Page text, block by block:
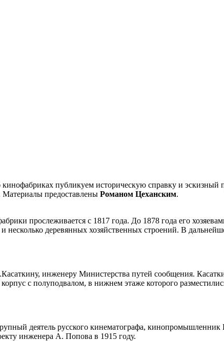
кинофабриках публикуем историческую справку и эскизный
предоставлены Романом Цеханским.
прослеживается с 1817 года. До 1878 года его
деревянных хозяйственных строений. В
инженеру Министерства путей сообщения.
с полуподвалом, в нижнем этаже которого
деятель русского кинематографа,
инженера А. Попова в 1915 году.